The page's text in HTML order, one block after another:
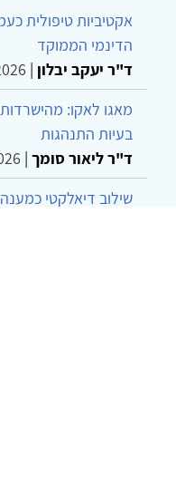
אקטיביות טיפולית
הדינמי הממוקד
ד"ר יעקב יבלון |
מאגו לאקו:
בעיות התנהגות
ד"ר ליאור סומך |
שילוב דיאלקטי